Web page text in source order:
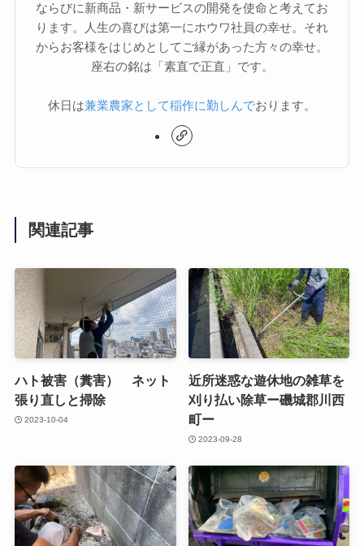
ならびに新商品・新サービスの開発を使命と考えてお
ります。人生の喜びは第一にホウワ社員の幸せ。それ
からお客様をはじめとしてご縁があった方々の幸せ。
座右の銘は「素直で正直」です。
休日は兼業農家として稲作に勤しんでおります。
関連記事
ハト被害（糞害） ネット
張り直しと掃除
2023-10-04
近所迷惑な遊休地の雑草を
刈り払い除草ー磯城郡川西
町ー
2023-09-28